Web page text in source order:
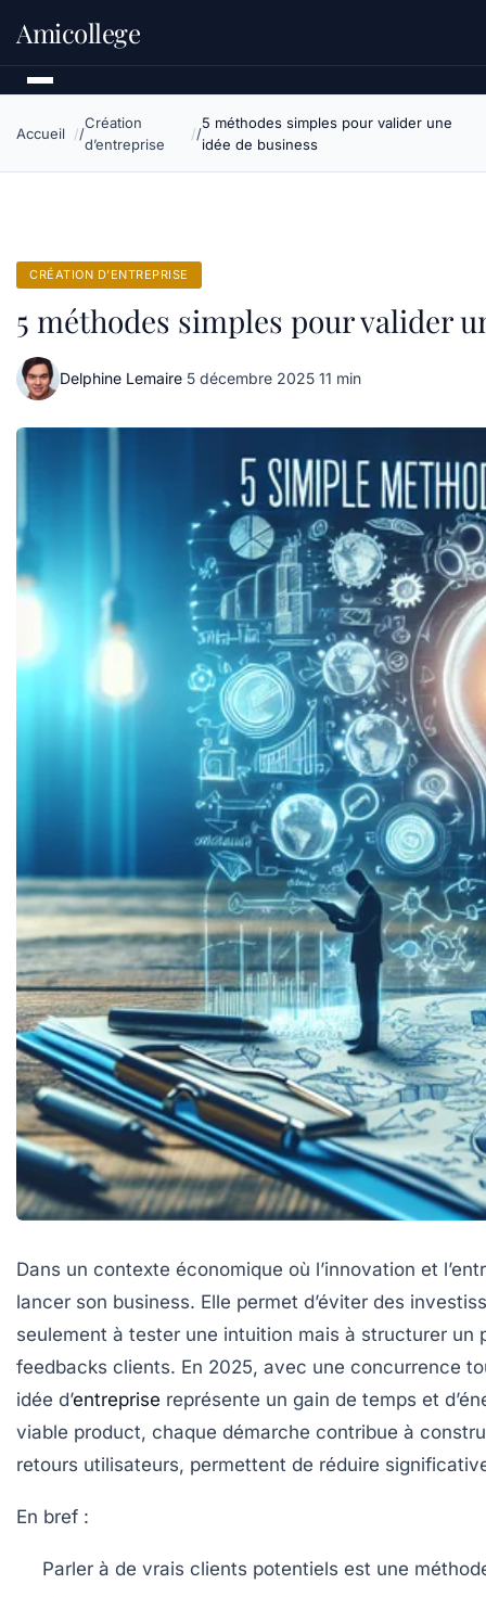
Amicollege
Accueil
Création
d’entreprise
5 méthodes simples pour valider une
idée de business
CRÉATION D’ENTREPRISE
5 méthodes simples pour valider
Delphine Lemaire·5 décembre 2025·11 min
Dans un contexte économique où l’innovation et
lancer son business. Elle permet d’éviter des
seulement à tester une intuition mais à structurer un
feedbacks clients. En 2025, avec une concurrence
idée d’entreprise représente un gain de temps et
viable product, chaque démarche contribue à
retours utilisateurs, permettent de réduire
En bref :
Parler à de vrais clients potentiels est une